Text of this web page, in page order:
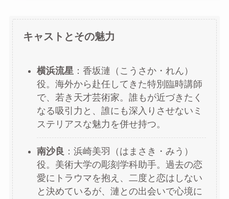
キャストとその魅力
横浜流星 ：香坂漣（こうさか・れん）
役。海外から赴任してきた特別臨時講師
で、若き天才芸術家。誰もが近づきたく
なる吸引力と、誰にも深入りさせないミ
ステリアスな魅力を併せ持つ。
南沙良 ：浜崎美羽（はまさき・みう）
役。美術大学の彫刻学科助手。過去の恋
愛にトラウマを抱え、二度と恋はしない
と決めているが、漣との出会いで心境に